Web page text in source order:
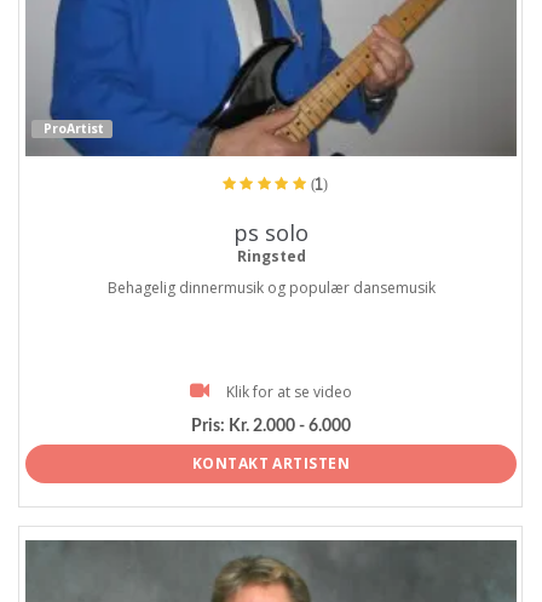
ProArtist
(1)
ps solo
Ringsted
Behagelig dinnermusik og populær dansemusik
Klik for at se video
Pris: Kr. 2.000 - 6.000
KONTAKT ARTISTEN